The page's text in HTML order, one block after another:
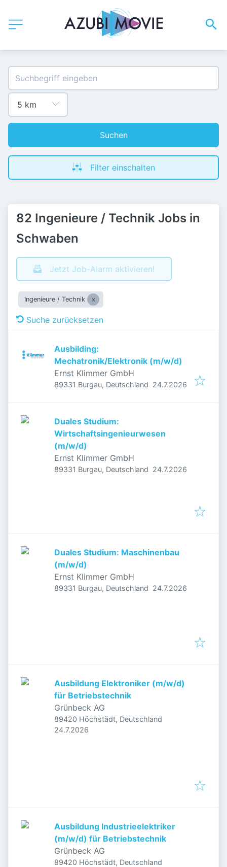
Suchen
Filter einschalten
82 Ingenieure / Technik Jobs in
Schwaben
Jetzt Job-Alarm aktivieren!
Ingenieure / Technik
Suche zurücksetzen
Ausbilding:
Mechatronik/Elektronik (m/w/d)
Ernst Klimmer GmbH
89331 Burgau, Deutschland Veröffentlicht:
24.7.2026
Duales Studium:
Wirtschaftsingenieurwesen
(m/w/d)
Ernst Klimmer GmbH
89331 Burgau, Deutschland Veröffentlicht
24.7.2026
Duales Studium: Maschinenbau
(m/w/d)
Ernst Klimmer GmbH
89331 Burgau, Deutschland Veröffentlicht
24.7.2026
Ausbildung Elektroniker (m/w/d)
für Betriebstechnik
Grünbeck AG
89420 Höchstädt, Deutschland
Veröffentlicht
24.7.2026
Ausbildung Industrieelektriker
(m/w/d) für Betriebstechnik
Grünbeck AG
89420 Höchstädt, Deutschland